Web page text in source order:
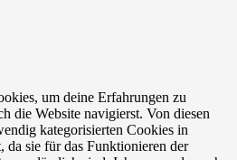
um deine Erfahrungen zu
die Website navigierst. Von diesen
kategorisierten Cookies in
da sie für das Funktionieren der